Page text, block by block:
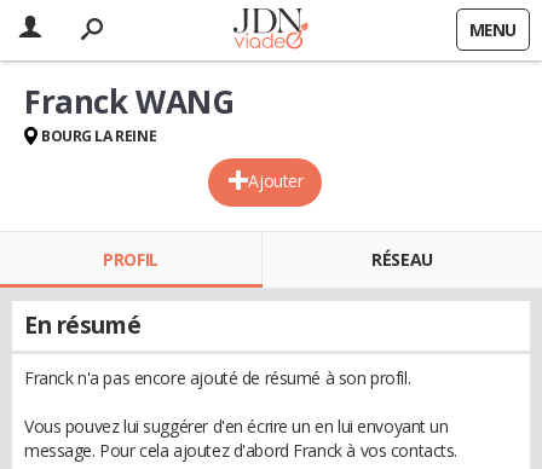
MENU
Ajouter
Franck WANG
BOURG LA REINE
PROFIL RÉSEAU
En résumé
Franck n'a pas encore ajouté de résumé à son profil.
Vous pouvez lui suggérer d'en écrire un en lui envoyant un
message. Pour cela ajoutez d'abord Franck à vos contacts.